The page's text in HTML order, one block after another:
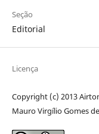
Seção
Editorial
Licença
Copyright (c) 2013
Mauro Virgílio Gomes